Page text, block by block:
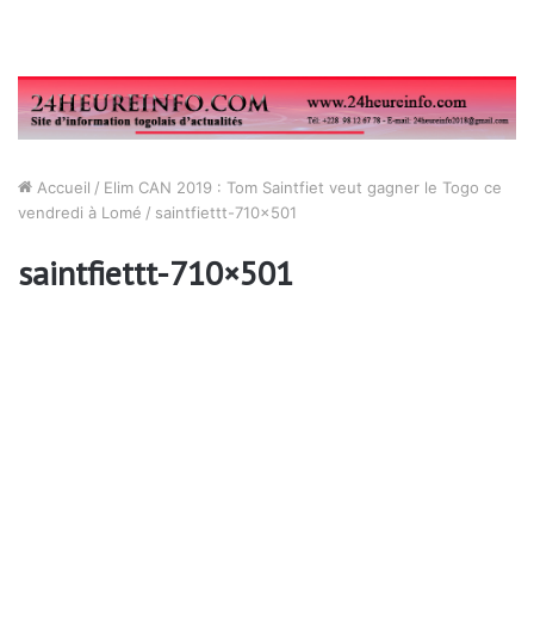
Accueil / Elim CAN 2019 : Tom Saintfiet veut gagner le Togo ce
vendredi à Lomé / saintfiettt-710×501
saintfiettt-710×501